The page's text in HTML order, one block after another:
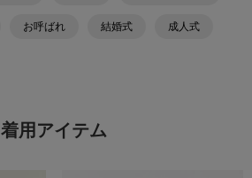
お呼ばれ 結婚式 成人式
着用アイテム